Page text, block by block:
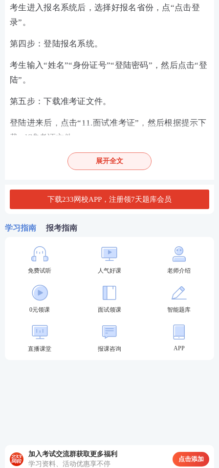
考生进入报名系统后，选择好报名省份，点“点击登
录”。
第四步：登陆报名系统。
考生输入“姓名”“身份证号”“登陆密码”，然后点击“登
陆”。
第五步：下载准考证文件。
登陆进来后，点击“11.面试准考证”，然后根据提示下
载pdf准考证文件。
第六步：打印准考证。
1、教资面试准考证打印要彩色的吗?
教资面试准考证打印黑白打印即可，不要求打印彩色
2、准考证有多大纸质打印？
教资面试准考证用A4纸质打印即可。
教资面试赴考清单：
展开全文
下载233网校APP，注册领7天题库会员
学习指南 报考指南
免费试听 人气好课 老师介绍
0元领课 面试领课 智能题库
直播课堂 报课咨询 APP
加入考试交流群获取更多福利
学习资料、活动优惠享不停
点击添加